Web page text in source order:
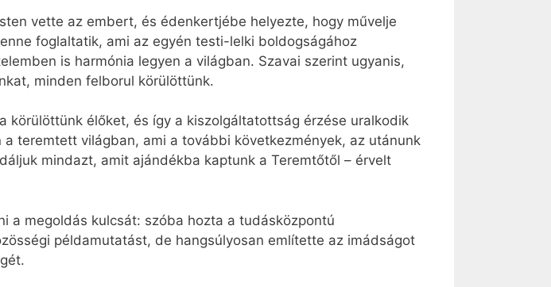
vette az embert, és édenkertjébe helyezte, hogy művelje
foglaltatik, ami az egyén testi-lelki boldogságához
is harmónia legyen a világban. Szavai szerint ugyanis,
minden felborul körülöttünk.
körülöttünk élőket, és így a kiszolgáltatottság érzése uralkodik
teremtett világban, ami a további következmények, az utánunk
mindazt, amit ajándékba kaptunk a Teremtőtől – érvelt
a megoldás kulcsát: szóba hozta a tudásközpontú
példamutatást, de hangsúlyosan említette az imádságot